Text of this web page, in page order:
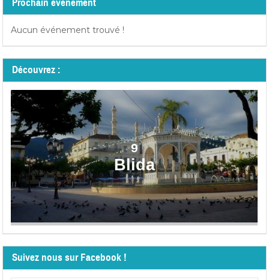
Prochain événement
Aucun événement trouvé !
Découvrez :
9
Blida
Suivez nous sur Facebook !